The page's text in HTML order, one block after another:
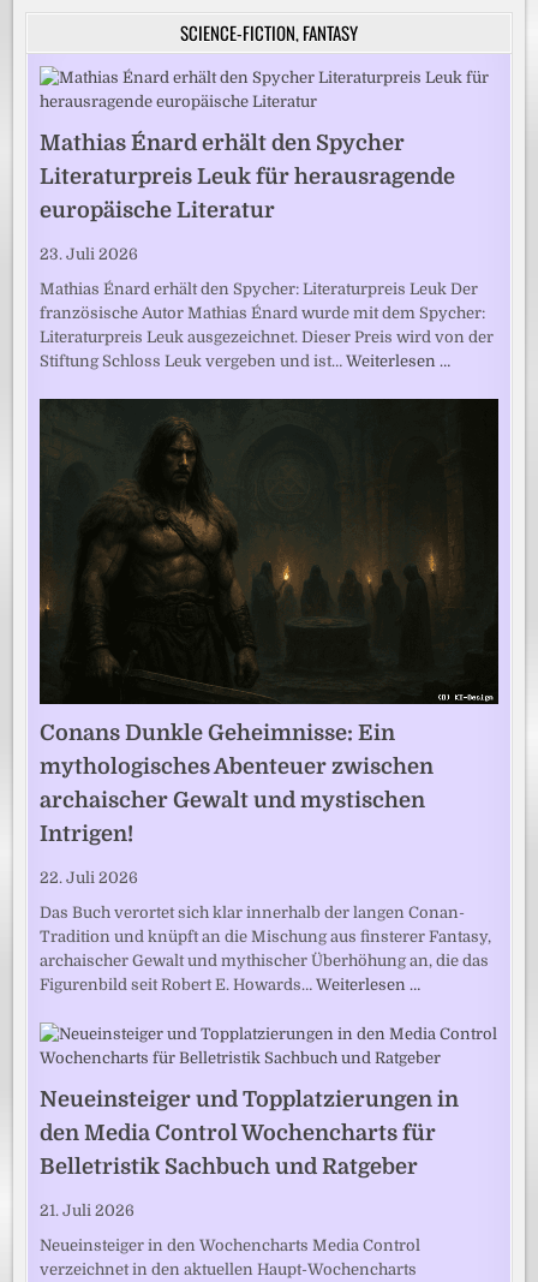
SCIENCE-FICTION, FANTASY
Mathias Énard erhält den Spycher
Literaturpreis Leuk für herausragende
europäische Literatur
23. Juli 2026
Mathias Énard erhält den Spycher: Literaturpreis Leuk Der
französische Autor Mathias Énard wurde mit dem Spycher:
Literaturpreis Leuk ausgezeichnet. Dieser Preis wird von der
Stiftung Schloss Leuk vergeben und ist…Weiterlesen …
Conans Dunkle Geheimnisse: Ein
mythologisches Abenteuer zwischen
archaischer Gewalt und mystischen
Intrigen!
22. Juli 2026
Das Buch verortet sich klar innerhalb der langen Conan-
Tradition und knüpft an die Mischung aus finsterer Fantasy,
archaischer Gewalt und mythischer Überhöhung an, die das
Figurenbild seit Robert E. Howards…Weiterlesen …
Neueinsteiger und Topplatzierungen in
den Media Control Wochencharts für
Belletristik Sachbuch und Ratgeber
21. Juli 2026
Neueinsteiger in den Wochencharts Media Control
verzeichnet in den aktuellen Haupt-Wochencharts